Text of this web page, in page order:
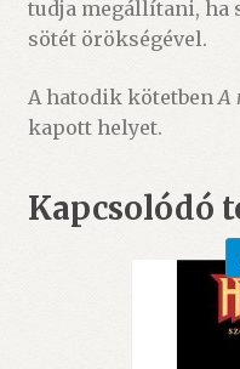
tudja megállítani, ha
sötét örökségével.
A hatodik kötetbenA
kapott helyet.
Kapcsolódó